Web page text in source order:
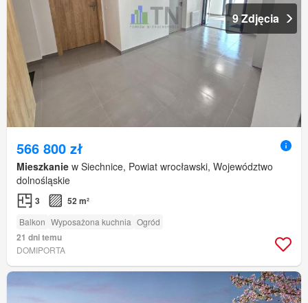
9 Zdjęcia
566 800 zł
Mieszkanie w Siechnice, Powiat wrocławski, Województwo
dolnośląskie
3 52 m²
Balkon Wyposażona kuchnia Ogród
21 dni temu
DOMIPORTA